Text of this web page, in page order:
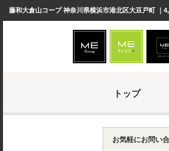
藤和大倉山コープ 神奈川県横浜市港北区大豆戸町 ｜
トップ
お気軽にお問い